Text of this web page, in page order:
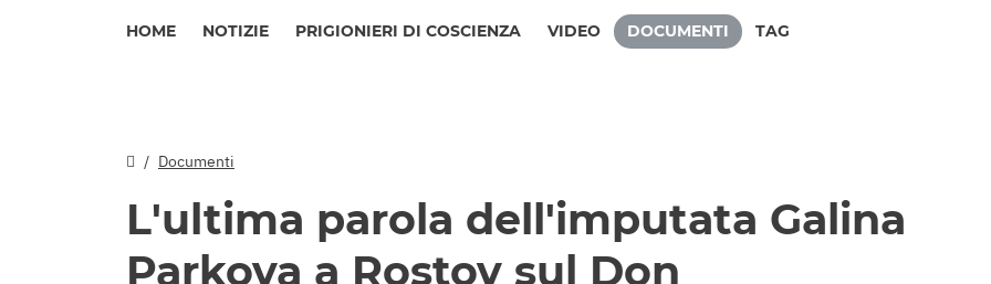
HOME NOTIZIE PRIGIONIERI DI COSCIENZA VIDEO DOCUMENTI TAG
Documenti
L'ultima parola dell'imputata Galina
Parkova a Rostov sul Don